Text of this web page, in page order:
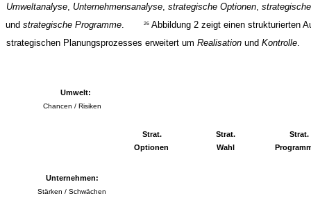
Umweltanalyse, Unternehmensanalyse, strategische Optionen,
und strategische Programme. 26 Abbildung 2 zeigt einen strukturierten
strategischen Planungsprozesses erweitert um Realisationund Kontrolle.
Umwelt:
Chancen / Risiken
Unternehmen:
Stärken / Schwächen
Strat.
Optionen
Strat.
Wahl
Strat.